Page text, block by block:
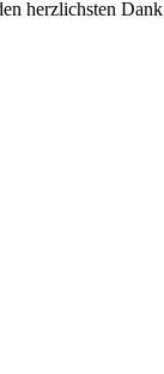
herzlichsten